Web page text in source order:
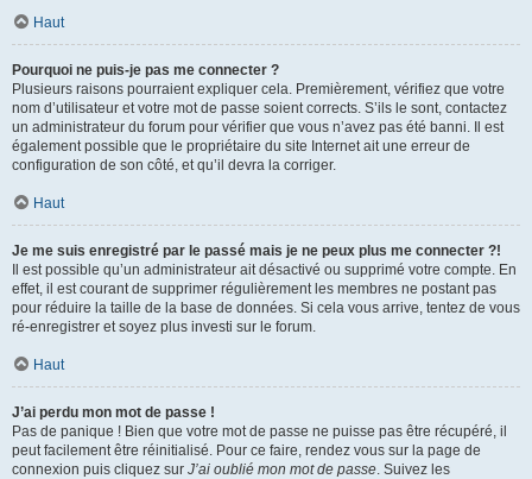
Haut
Pourquoi ne puis-je pas me connecter ?
Plusieurs raisons pourraient expliquer cela. Premièrement, vérifiez que votre
nom d’utilisateur et votre mot de passe soient corrects. S’ils le sont, contactez
un administrateur du forum pour vérifier que vous n’avez pas été banni. Il est
également possible que le propriétaire du site Internet ait une erreur de
configuration de son côté, et qu’il devra la corriger.
Haut
Je me suis enregistré par le passé mais je ne peux plus me connecter ?!
Il est possible qu’un administrateur ait désactivé ou supprimé votre compte. En
effet, il est courant de supprimer régulièrement les membres ne postant pas
pour réduire la taille de la base de données. Si cela vous arrive, tentez de vous
ré-enregistrer et soyez plus investi sur le forum.
Haut
J’ai perdu mon mot de passe !
Pas de panique ! Bien que votre mot de passe ne puisse pas être récupéré, il
peut facilement être réinitialisé. Pour ce faire, rendez vous sur la page de
connexion puis cliquez sur J’ai oublié mon mot de passe. Suivez les